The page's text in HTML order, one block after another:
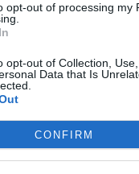
opt-out of processing my
opt-out of Collection,
Data that Is
CONFIRM
/ Warszawa w
Pigułce
jest krytyczny.
oraz okoliczności tego